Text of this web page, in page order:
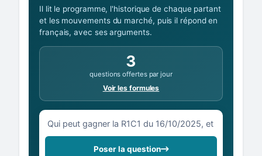
Il lit le programme, l'historique de chaque partant
et les mouvements du marché, puis il répond en
français, avec ses arguments.
3
questions offertes par jour
Voir les formules
Votre question sur la R1C1 du 16/10/2025
Poser la question